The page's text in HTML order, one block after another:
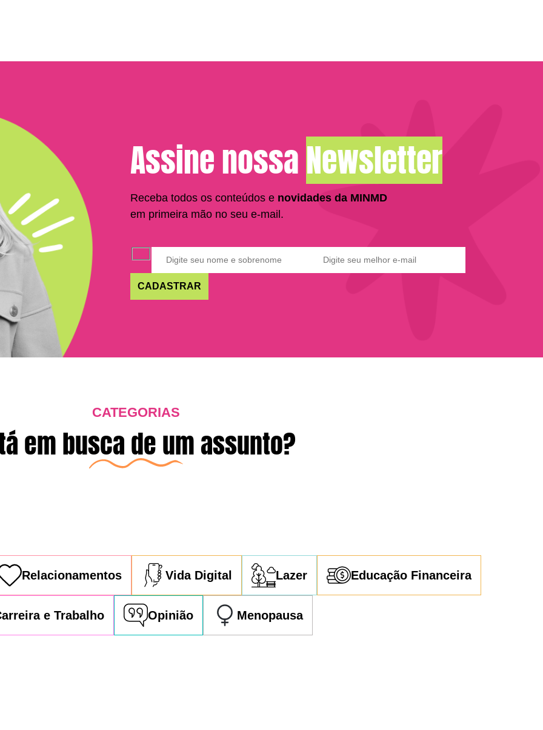
Assine nossaNewsletter
Receba todos os conteúdos e novidades da MINMD
em primeira mão no seu e-mail.
CATEGORIAS
em busca de um assunto?
Relacionamentos Vida Digital Lazer Educação Financeira
e Trabalho Opinião Menopausa